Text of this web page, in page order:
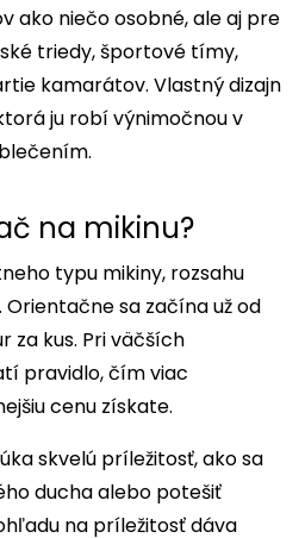
ako niečo osobné, ale aj pre
triedy, športové tímy,
kamarátov. Vlastný dizajn
ju robí výnimočnou v
na mikinu?
typu mikiny, rozsahu
sa začína už od
za kus. Pri väčších
pravidlo, čím viac
cenu získate.
skvelú príležitosť, ako sa
ducha alebo potešiť
na príležitosť dáva